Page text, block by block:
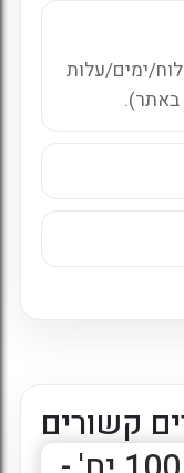
ימים/עלות
באתר).
קשורים